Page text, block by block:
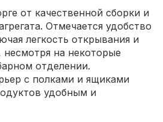
от качественной сборки и
Отмечается удобство
легкость открывания и
на некоторые
отделении.
с полками и ящиками
удобным и